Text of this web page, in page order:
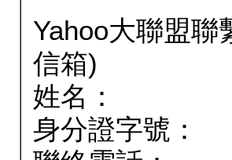
Yahoo大聯盟聯
信箱)
姓名：
身分證字號：